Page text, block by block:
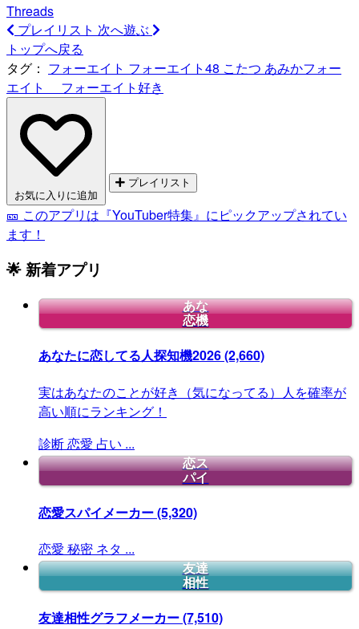
Threads
プレイリスト 次へ遊ぶ
トップへ戻る
タグ： フォーエイト フォーエイト48 こたつ あみかフォー
エイト フォーエイト好き
お気に入りに追加
プレイリスト
🎫 このアプリは『YouTuber特集』にピックアップされてい
ます！
🌟 新着アプリ
あな
恋機
あなたに恋してる人探知機2026(2,660)
実はあなたのことが好き（気になってる）人を確率が
高い順にランキング！
診断恋愛 占い ...
恋ス
パイ
恋愛スパイメーカー(5,320)
恋愛 秘密 ネタ ...
友達
相性
友達相性グラフメーカー(7,510)